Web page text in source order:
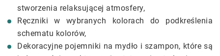
stworzenia relaksującej atmosfery,
Ręczniki w wybranych kolorach do podkreślenia
schematu kolorów,
Dekoracyjne pojemniki na mydło i szampon, które są